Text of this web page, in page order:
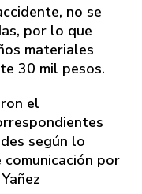
no se
por lo que
materiales
30 mil pesos.
el
según lo
por